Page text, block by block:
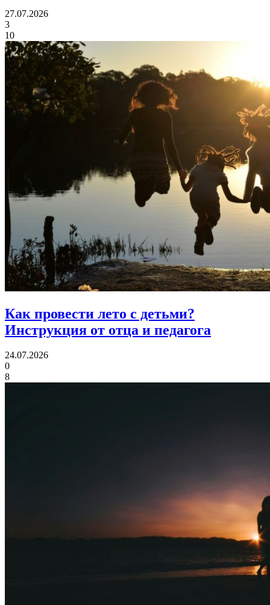
27.07.2026
3
10
Как провести лето с детьми?
Инструкция от отца и педагога
24.07.2026
0
8